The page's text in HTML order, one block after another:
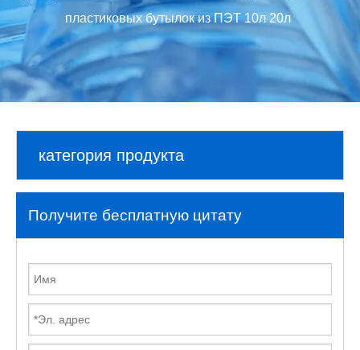
пластиковых бутылок из ПЭТ 10л 20л
категория продукта
Получите бесплатную цитату